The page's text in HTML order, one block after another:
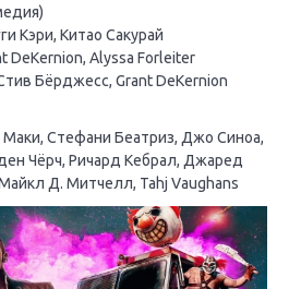
Кэри, Китао Сакурай
DeKernion, Alyssa Forleiter
Бёрджесс, Grant DeKernion
Стефани Беатриз, Джо Синоа,
Чёрч, Ричард Кебрал, Джаред
Д. Митчелл, Tahj Vaughans